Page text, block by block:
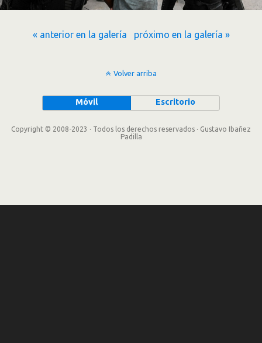
« anterior en la galería próximo en la galería »
Volver arriba
Móvil Escritorio
Copyright © 2008-2023 · Todos los derechos reservados · Gustavo Ibañez
Padilla